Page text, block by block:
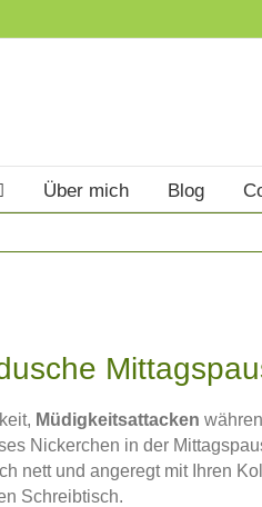
Über mich Blog
Müdigkeitsattacken
Nickerchen in der
nett und angeregt mit Ihren
Schreibtisch.